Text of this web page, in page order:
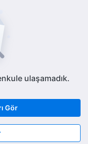
ulaşamadık.
Gör